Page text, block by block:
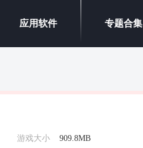
应用软件 专题合集
游戏大小 909.8MB